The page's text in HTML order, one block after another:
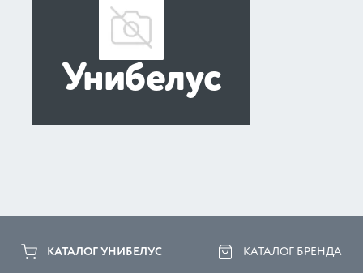
Унибелус
КАТАЛОГ УНИБЕЛУС КАТАЛОГ БРЕНДА